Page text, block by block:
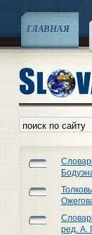
ГЛАВНАЯ
ред. А.